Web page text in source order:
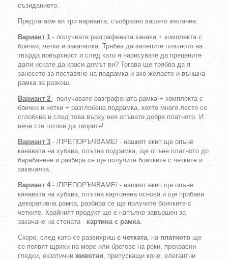
съзиданието.
Предлагаме ви три варианта, съобразно вашето желание:
Вариант 1 - получвате разграфената канава + комплекта с
боички, четки и закачалка. Трябва да залепите платното на
твърда повърхност и след като я нарисувате да прецените
дали искате да краси домът ви? Тогава ще трябва да я
занесете за поставяне на подрамка и ако желаете и външна
рамка за разкош.
Вариант 2 - получавате разграфената рамка + комплекта с
боички и четки + разглобена подрамка, която много лесто се
сглобява и след това върху нея опъвате добре платното. И
вече сте готови да творите!
Вариант 3 - /ПРЕПОРЪЧВАМЕ/ - нашият екип ще опъне
канавата на хубава, плътна подрамка, ще опъне платното до
барабанене и разбира се ще получите боичките с четките и
закачалка.
Вариант 4 - /ПРЕПОРЪЧВАМЕ/ - нашият екип ще опъне
канавата на хубава, плътна картонена основа и ще прибави
декоративна рамка, разбира се ще получите боичките с
четките. Крайният продукт ще е напълно завършен за
закачане на стената - картина с рамка.
Скоро, след като се развихриш с четката, на платното ще
се появят щрихи на море или брегове на реки, прекрасни
гледки, екзотични животни, препускащи коне, елегантни